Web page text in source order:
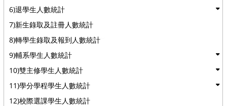
6)退學生人數統計
7)新生錄取及註冊人數統計
8)轉學生錄取及報到人數統計
9)輔系學生人數統計
10)雙主修學生人數統計
11)學分學程學生人數統計
12)校際選課學生人數統計